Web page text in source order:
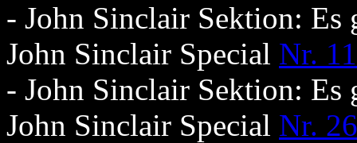
- John Sinclair Sektion: Es
John Sinclair Special Nr. 11
- John Sinclair Sektion: Es
John Sinclair Special Nr. 26